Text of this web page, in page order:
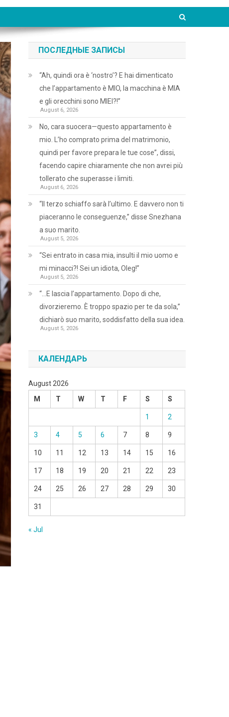
ПОСЛЕДНЫЕ ЗАПИСЫ
“Ah, quindi ora è ‘nostro’? E hai dimenticato
che l’appartamento è MIO, la macchina è MIA
e gli orecchini sono MIEI?!”
August 6, 2026
No, cara suocera—questo appartamento è
mio. L’ho comprato prima del matrimonio,
quindi per favore prepara le tue cose”, dissi,
facendo capire chiaramente che non avrei più
tollerato che superasse i limiti.
August 6, 2026
“Il terzo schiaffo sarà l’ultimo. E davvero non ti
piaceranno le conseguenze,” disse Snezhana
a suo marito.
August 5, 2026
“Sei entrato in casa mia, insulti il mio uomo e
mi minacci?! Sei un idiota, Oleg!”
August 5, 2026
“…E lascia l’appartamento. Dopo di che,
divorzieremo. È troppo spazio per te da sola,”
dichiarò suo marito, soddisfatto della sua idea.
August 5, 2026
КАЛЕНДАРЬ
August 2026
M
T W T F S S
1 2
3 4 5 6 7 8 9
10 11 12 13 14 15 16
17 18 19 20 21 22 23
24 25 26 27 28 29 30
31
« Jul